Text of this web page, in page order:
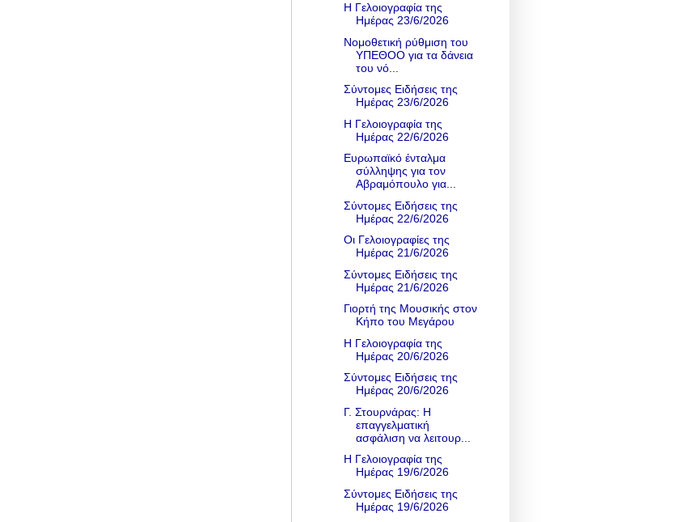
Η Γελοιογραφία της
Ημέρας 23/6/2026
Νομοθετική ρύθμιση του
ΥΠΕΘΟΟ για τα δάνεια
του νό...
Σύντομες Ειδήσεις της
Ημέρας 23/6/2026
Η Γελοιογραφία της
Ημέρας 22/6/2026
Ευρωπαϊκό ένταλμα
σύλληψης για τον
Αβραμόπουλο για...
Σύντομες Ειδήσεις της
Ημέρας 22/6/2026
Οι Γελοιογραφίες της
Ημέρας 21/6/2026
Σύντομες Ειδήσεις της
Ημέρας 21/6/2026
Γιορτή της Μουσικής στον
Κήπο του Μεγάρου
Η Γελοιογραφία της
Ημέρας 20/6/2026
Σύντομες Ειδήσεις της
Ημέρας 20/6/2026
Γ. Στουρνάρας: Η
επαγγελματική
ασφάλιση να λειτουρ...
Η Γελοιογραφία της
Ημέρας 19/6/2026
Σύντομες Ειδήσεις της
Ημέρας 19/6/2026